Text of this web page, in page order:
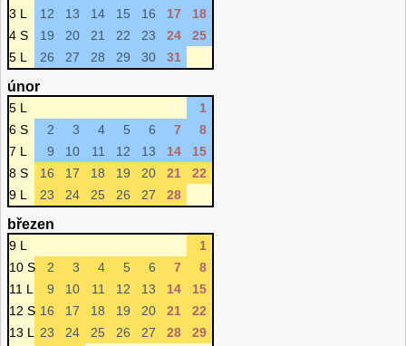
3 L
12 13 14 15 16 17
18
4 S
19 20 21 22 23 24
25
5 L
26 27 28 29 30 31
únor
5 L
1
6 S
2 3 4 5 6 7
8
7 L
9 10 11 12 13 14
15
8 S
16 17 18 19 20 21
22
9 L
23 24 25 26 27 28
březen
9 L
1
10 S
2 3 4 5 6 7
8
11 L
9 10 11 12 13 14
15
12 S 16 17 18 19 20 21
22
13 L
23 24 25 26 27 28
29